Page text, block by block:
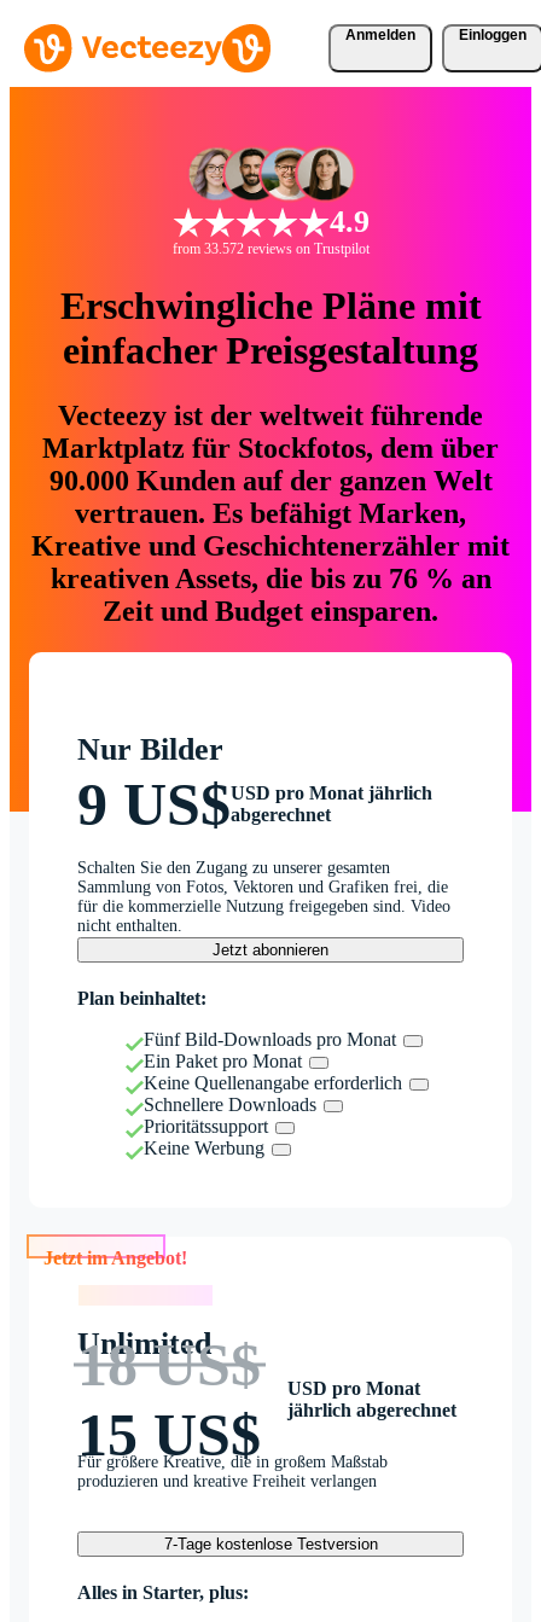
Anmelden Einloggen
4.9
from 33.572 reviews on Trustpilot
Erschwingliche Pläne mit
einfacher Preisgestaltung
Vecteezy ist der weltweit führende
Marktplatz für Stockfotos, dem über
90.000 Kunden auf der ganzen Welt
vertrauen. Es befähigt Marken,
Kreative und Geschichtenerzähler mit
kreativen Assets, die bis zu 76 % an
Zeit und Budget einsparen.
Nur Bilder
9 US$USD pro Monat jährlich
abgerechnet
Schalten Sie den Zugang zu unserer gesamten
Sammlung von Fotos, Vektoren und Grafiken frei, die
für die kommerzielle Nutzung freigegeben sind. Video
nicht enthalten.
Jetzt abonnieren
Plan beinhaltet:
Fünf Bild-Downloads pro Monat
Ein Paket pro Monat
Keine Quellenangabe erforderlich
Schnellere Downloads
Prioritätssupport
Keine Werbung
Jetzt im Angebot!
Unlimited
18 US$
15 US$
USD pro Monat
jährlich abgerechnet
Für größere Kreative, die in großem Maßstab
produzieren und kreative Freiheit verlangen
7-Tage kostenlose Testversion
Alles in Starter, plus: